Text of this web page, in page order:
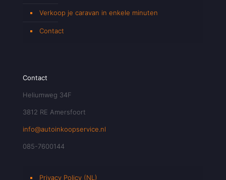
Verkoop je caravan in enkele minuten
Contact
Contact
Heliumweg 34F
3812 RE Amersfoort
info@autoinkoopservice.nl
085-7600144
Privacy Policy (NL)